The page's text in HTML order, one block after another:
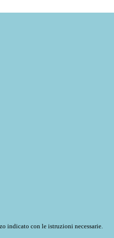
indicato con le istruzioni necessarie.